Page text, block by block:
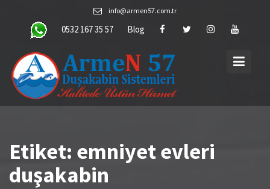
content
info@armen57.com.tr
0532 167 35 57 Blog
Etiket: emniyet evleri
duşakabin